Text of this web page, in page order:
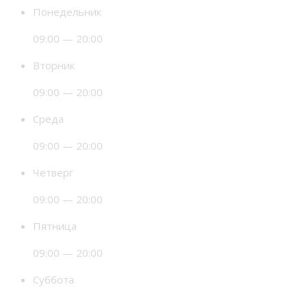
Понедельник
09:00 — 20:00
Вторник
09:00 — 20:00
Среда
09:00 — 20:00
Четверг
09:00 — 20:00
Пятница
09:00 — 20:00
Суббота